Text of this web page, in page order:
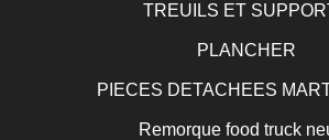
TREUILS ET
PLANCHER
PIECES DETACHEES
Remorque food truck